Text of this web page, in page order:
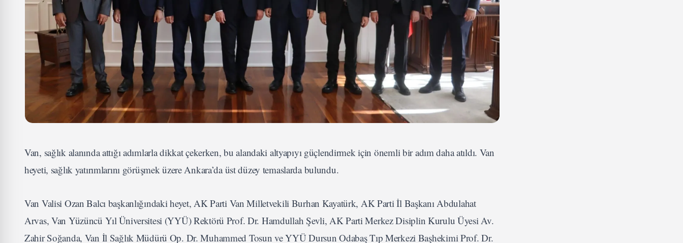
Van, sağlık alanında attığı adımlarla dikkat çekerken, bu alandaki altyapıyı güçlendirmek için önemli bir adım daha atıldı. Van
heyeti, sağlık yatırımlarını görüşmek üzere Ankara’da üst düzey temaslarda bulundu.
Van Valisi Ozan Balcı başkanlığındaki heyet, AK Parti Van Milletvekili Burhan Kayatürk, AK Parti İl Başkanı Abdulahat
Arvas, Van Yüzüncü Yıl Üniversitesi (YYÜ) Rektörü Prof. Dr. Hamdullah Şevli, AK Parti Merkez Disiplin Kurulu Üyesi Av.
Zahir Soğanda, Van İl Sağlık Müdürü Op. Dr. Muhammed Tosun ve YYÜ Dursun Odabaş Tıp Merkezi Başhekimi Prof. Dr.